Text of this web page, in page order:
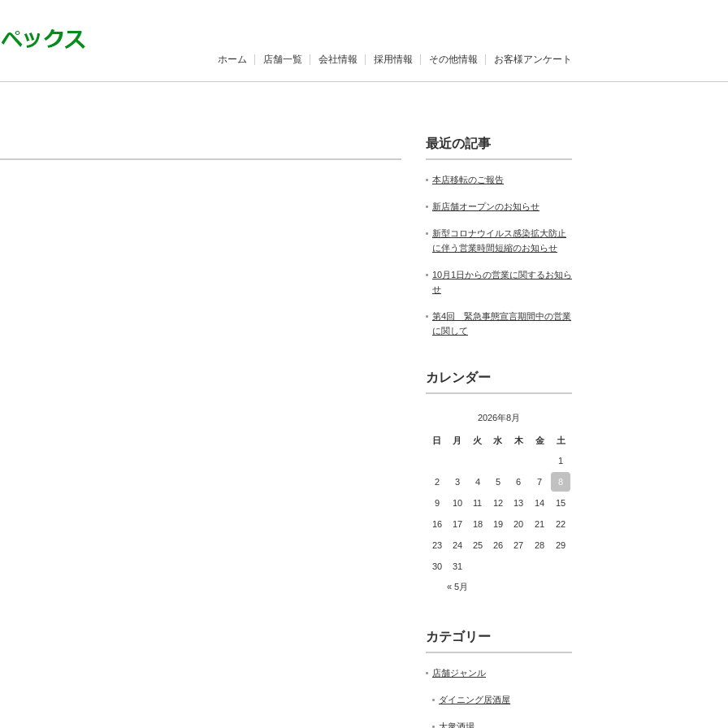
ホーム 店舗一覧 会社情報 採用情報 その他情報 お客様アンケート
最近の記事
本店移転のご報告
新店舗オープンのお知らせ
新型コロナウイルス感染拡大防止
に伴う営業時間短縮のお知らせ
10月1日からの営業に関するお知ら
せ
第4回 緊急事態宣言期間中の営業
に関して
カレンダー
2026年8月
日 月 火 水 木 金 土
« 5月
1
2 3 4 5 6 7 8
9 10 11 12 13 14 15
16 17 18 19 20 21 22
23 24 25 26 27 28 29
30 31
カテゴリー
店舗ジャンル
ダイニング居酒屋